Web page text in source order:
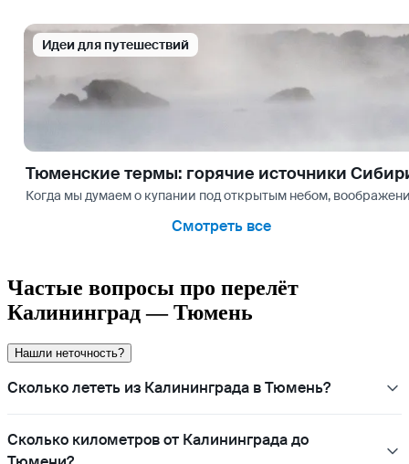
Идеи для путешествий
Тюменские термы: горячие источники
Когда мы думаем о купании под открытым небом,
Смотреть все
Частые вопросы про перелёт
Калининград — Тюмень
Нашли неточность?
Сколько лететь из Калининграда в Тюмень?
Сколько километров от Калининграда до